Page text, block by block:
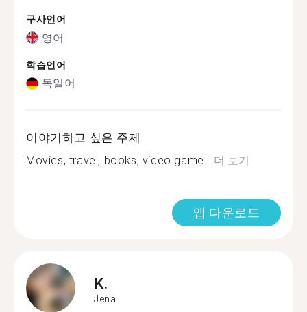
구사언어
영어
학습언어
독일어
이야기하고 싶은 주제
Movies, travel, books, video game...더 보기
앱 다운로드
K.
Jena